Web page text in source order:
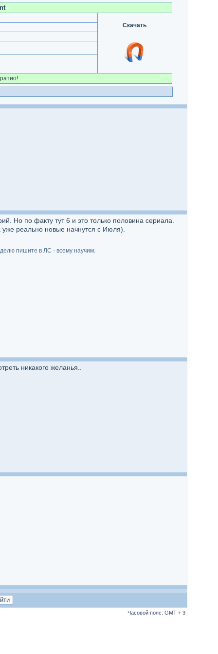
Скачать
Но по факту тут 6 и это только половина сериала.
реально новые начнутся с Июля).
пишите в ЛС - всему научим.
никакого желанья..
Часовой пояс: GMT + 3